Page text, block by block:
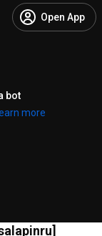
Open App
bot
more